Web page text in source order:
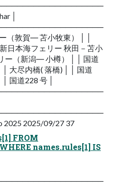
│
（敦賀― 苫小牧東） │ │
日本海フェリー 秋田－苫小
ー（新潟― 小樽） │ │ 国道
│ 大尽内橋( 落橋) │ │ 国道
国道228 号 │
2025 2025/09/27 37
FROM
names.rules[1] IS